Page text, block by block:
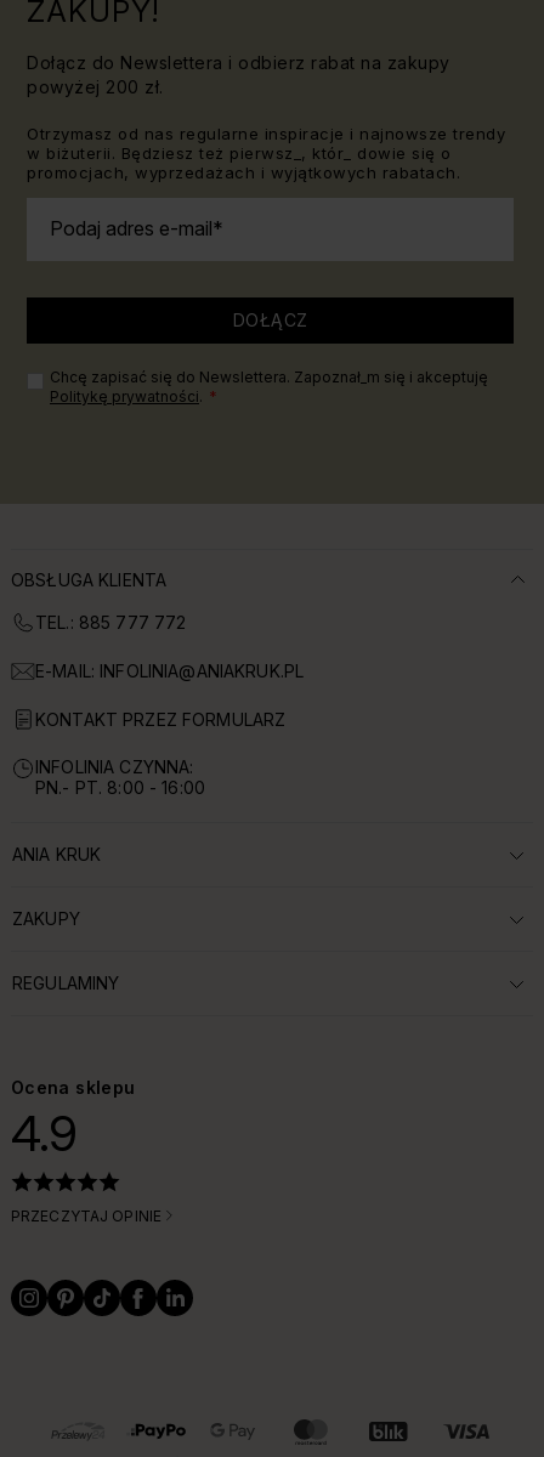
ZAKUPY!
Dołącz do Newslettera i odbierz rabat na zakupy
powyżej 200 zł.
Otrzymasz od nas regularne inspiracje i najnowsze trendy
w biżuterii. Będziesz też pierwsz_, któr_ dowie się o
promocjach, wyprzedażach i wyjątkowych rabatach.
Podaj adres e-mail
DOŁĄCZ
Chcę zapisać się do Newslettera. Zapoznał_m się i akceptuję
Politykę prywatności.
OBSŁUGA KLIENTA
TEL.: 885 777 772
E-MAIL: INFOLINIA@ANIAKRUK.PL
KONTAKT PRZEZ FORMULARZ
INFOLINIA CZYNNA:
PN.- PT. 8:00 - 16:00
ROZWIŃ SEKCJĘ:
ANIA KRUK
ROZWIŃ SEKCJĘ:
ZAKUPY
ROZWIŃ SEKCJĘ:
REGULAMINY
Ocena sklepu
4.9
PRZECZYTAJ OPINIE
OBSŁUGIWANE FORMY PŁATNOŚCI I DOSTAWY